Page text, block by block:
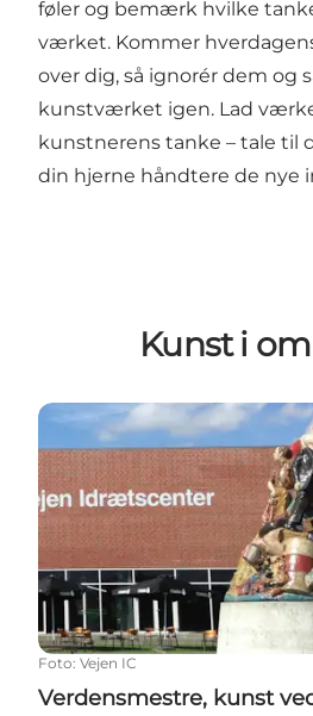
føler og bemærk hvilke
værket. Kommer
over dig, så ignorér dem og
kunstværket igen. Lad
kunstnerens tanke – tale til
din hjerne håndtere de nye
Kunst i
Verdensmestre, kunst ved
Foto: Vejen IC
Verdensmestre, kunst